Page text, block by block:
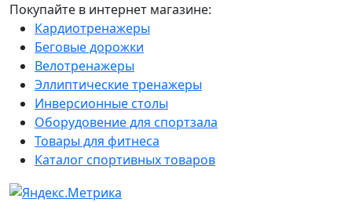
Покупайте в интернет магазине:
Кардиотренажеры
Беговые дорожки
Велотренажеры
Эллиптические тренажеры
Инверсионные столы
Оборудовение для спортзала
Товары для фитнеса
Каталог спортивных товаров